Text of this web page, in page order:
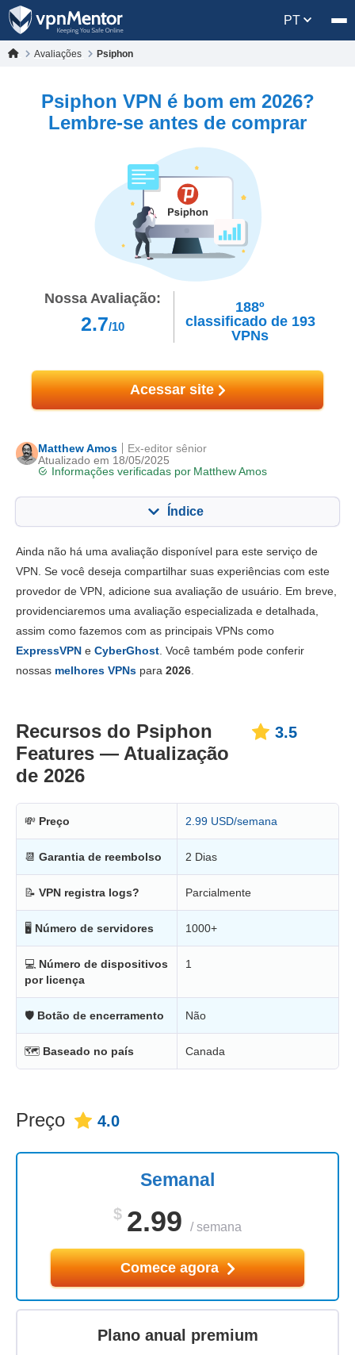
PT
Avaliações Psiphon
Psiphon VPN é bom em 2026?
Lembre-se antes de comprar
Nossa Avaliação:
2.7/10
188º
classificado de 193
VPNs
Acessar site
Matthew Amos
Atualizado em 18/05/2025
Informações verificadas por Matthew Amos
Ex-editor sênior
Índice
Principais recursos 3.5
Instalação e apps 7.0
4.0
Confiabilidade e Suporte 1.0
Ainda não há uma avaliação disponível para este serviço de
VPN. Se você deseja compartilhar suas experiências com este
provedor de VPN, adicione sua avaliação de usuário. Em breve,
providenciaremos uma avaliação especializada e detalhada,
assim como fazemos com as principais VPNs como
ExpressVPN e CyberGhost. Você também pode conferir
nossas melhores VPNs para 2026.
Recursos do Psiphon
Features — Atualização
de 2026
3.5
💸 Preço 2.99 USD/semana
📆 Garantia de reembolso 2 Dias
📝 VPN registra logs? Parcialmente
🖥 Número de servidores 1000+
💻 Número de dispositivos
por licença
1
🛡 Botão de encerramento Não
🗺 Baseado no país Canada
Preço 4.0
Semanal
$ 2.99 /semana
Comece agora
Plano anual premium